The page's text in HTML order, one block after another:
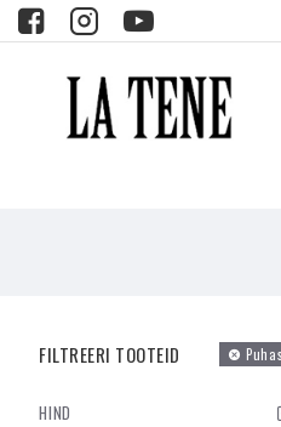
FILTREERI TOOTEID
HIND